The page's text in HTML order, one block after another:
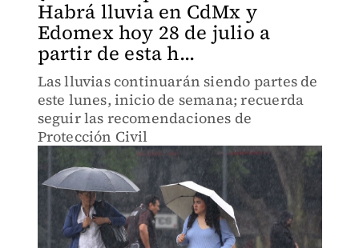
Habrá lluvia en CdMx y
Edomex hoy 28 de julio a
partir de esta h...
Las lluvias continuarán siendo partes de
este lunes, inicio de semana; recuerda
seguir las recomendaciones de
Protección Civil